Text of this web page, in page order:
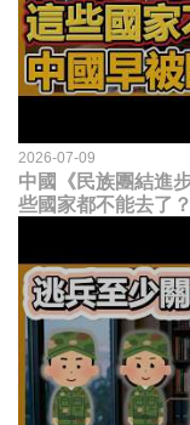
2026-07-09
中國《民族團結進
些國家都不能去了